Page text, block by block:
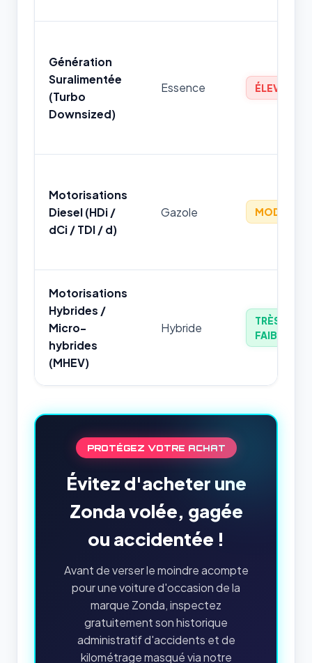
Génération
Suralimentée
(Turbo
Downsized)
Essence ÉLEVÉ
Motorisations
Diesel (HDi /
dCi / TDI / d)
Gazole MODÉRÉ
Motorisations
Hybrides /
Micro-
hybrides
(MHEV)
Hybride
TRÈS
FAIBLE
PROTÉGEZ VOTRE ACHAT
Évitez d'acheter une
Zonda volée, gagée
ou accidentée !
Avant de verser le moindre acompte
pour une voiture d'occasion de la
marque Zonda, inspectez
gratuitement son historique
administratif d'accidents et de
kilométrage masqué via notre